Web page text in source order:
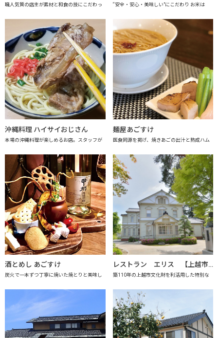
職人気質の店主が素材と和食の技にこだわっ “安全・安心・美味しい”にこだわり お米は
沖縄料理 ハイサイおじさん
本場の沖縄料理が楽しめるお店。スタッフが
麺屋あごすけ
医食同源を掲げ、焼きあごの出汁と熟成ハム
酒とめし あごすけ
炭火で一本ずつ丁寧に焼いた焼とりと美味し
レストラン エリス 【上越市地産地消推進の店認定店】
築110年の上越市文化財を利活用した特別な